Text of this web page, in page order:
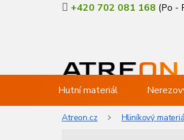
+420 702 081 168
Hutní materiál
Atreon.cz Hliníkový